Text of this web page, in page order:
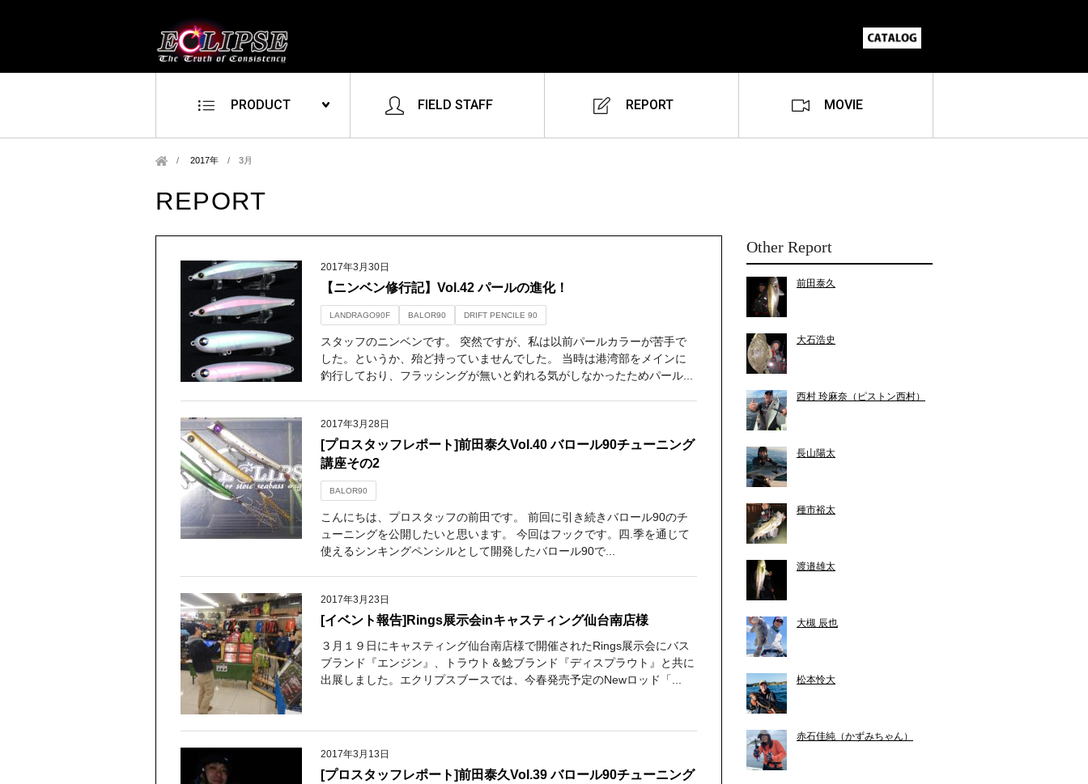
PRODUCT FIELD STAFF REPORT MOVIE
2017年 /3月
REPORT
2017年3月30日
【ニンベン修行記】Vol.42 パールの進化！
LANDRAGO90F BALOR90 DRIFT PENCILE 90
スタッフのニンベンです。 突然ですが、私は以前パールカラーが苦手で
した。というか、殆ど持っていませんでした。 当時は港湾部をメインに
釣行しており、フラッシングが無いと釣れる気がしなかったためパール...
2017年3月28日
[プロスタッフレポート]前田泰久Vol.40 バロール90チューニング
講座その2
BALOR90
こんにちは、プロスタッフの前田です。 前回に引き続きバロール90のチ
ューニングを公開したいと思います。 今回はフックです。四.季を通じて
使えるシンキングペンシルとして開発したバロール90で...
2017年3月23日
[イベント報告]Rings展示会inキャスティング仙台南店様
３月１９日にキャスティング仙台南店様で開催されたRings展示会にバス
ブランド『エンジン』、トラウト＆鯰ブランド『ディスプラウト』と共に
出展しました。エクリプスブースでは、今春発売予定のNewロッド「...
2017年3月13日
[プロスタッフレポート]前田泰久Vol.39 バロール90チューニング
Other Report
前田泰久
大石浩史
西村 玲麻奈（ピストン西村）
長山陽太
種市裕太
渡邉雄太
大槻 辰也
松本怜大
赤石佳純（かずみちゃん）